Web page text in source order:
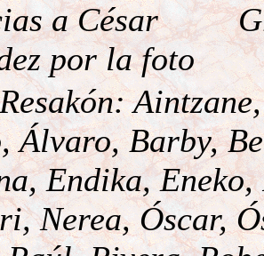
a César
por la foto
Álvaro, Barby,
Endika,
Nerea, Óscar,